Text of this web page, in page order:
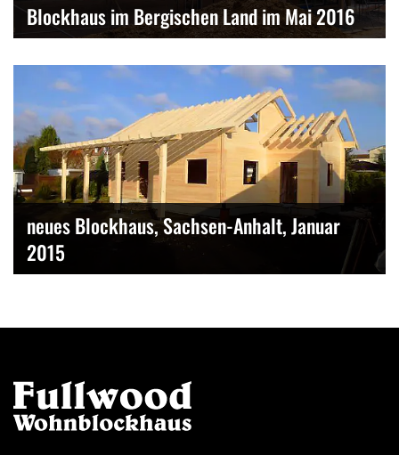
Blockhaus im Bergischen Land im Mai 2016
neues Blockhaus, Sachsen-Anhalt, Januar
2015